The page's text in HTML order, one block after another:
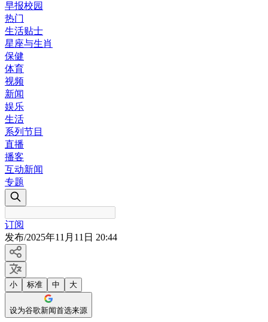
早报校园
热门
生活贴士
星座与生肖
保健
体育
视频
新闻
娱乐
生活
系列节目
直播
播客
互动新闻
专题
订阅
发布/2025年11月11日 20:44
小 标准 中 大
设为谷歌新闻首选来源